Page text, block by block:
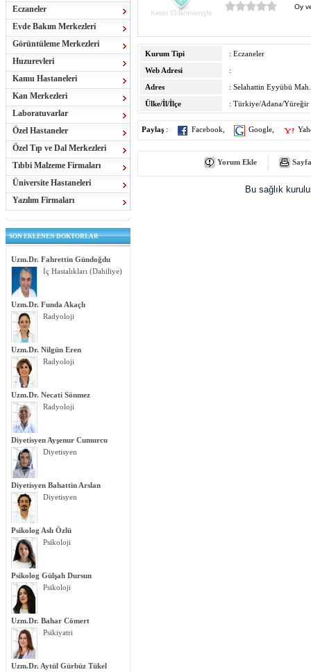
Eczaneler
Evde Bakım Merkezleri
Görüntüleme Merkezleri
Huzurevleri
Kamu Hastaneleri
Kan Merkezleri
Laboratuvarlar
Özel Hastaneler
Özel Tıp ve Dal Merkezleri
Tıbbi Malzeme Firmaları
Üniversite Hastaneleri
Yazılım Firmaları
SON EKLENEN DOKTORLAR
Uzm.Dr. Fahrettin Gündoğdu
İç Hastalıkları (Dahiliye)
Uzm.Dr. Funda Akaçlı
Radyoloji
Uzm.Dr. Nilgün Eren
Radyoloji
Uzm.Dr. Necati Sönmez
Radyoloji
Diyetisyen Ayşenur Cumurcu
Diyetisyen
Diyetisyen Bahattin Arslan
Diyetisyen
Psikolog Aslı Özlü
Psikoloji
Psikolog Gülşah Dursun
Psikoloji
Uzm.Dr. Bahar Cömert
Psikiyatri
Uzm.Dr. Aytül Gürbüz Tükel
Oy
Kurum Tipi
: Eczaneler
Web Adresi
:
Adres
: Selahattin Eyyübü
Ülke/İl/İlçe
: Türkiye/Adana/Yüreğir
Paylaş : Facebook Google
Yorum Ekle
Bu sağlık